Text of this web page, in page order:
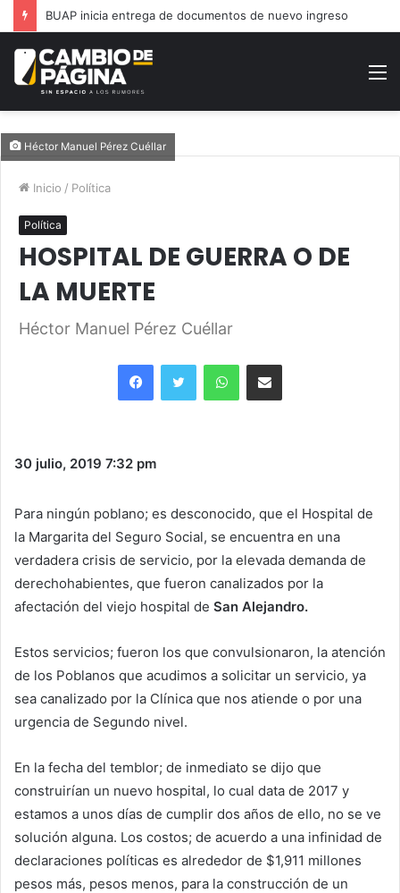
Héctor Manuel Pérez Cuéllar
Inicio / Política
Política
HOSPITAL DE GUERRA O DE
LA MUERTE
Héctor Manuel Pérez Cuéllar
FacebookTwitter WhatsAppShare via Email
30 julio, 2019 7:32 pm
Para ningún poblano; es desconocido, que el Hospital de
la Margarita del Seguro Social, se encuentra en una
verdadera crisis de servicio, por la elevada demanda de
derechohabientes, que fueron canalizados por la
afectación del viejo hospital de San Alejandro.
Estos servicios; fueron los que convulsionaron, la atención
de los Poblanos que acudimos a solicitar un servicio, ya
sea canalizado por la Clínica que nos atiende o por una
urgencia de Segundo nivel.
En la fecha del temblor; de inmediato se dijo que
construirían un nuevo hospital, lo cual data de 2017 y
estamos a unos días de cumplir dos años de ello, no se ve
solución alguna. Los costos; de acuerdo a una infinidad de
declaraciones políticas es alrededor de $1,911 millones
pesos más, pesos menos, para la construcción de un